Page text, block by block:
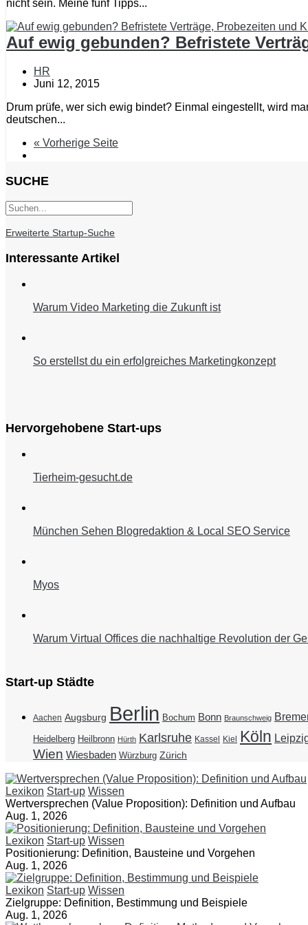
nicht sein. Meine fünf Tipps...
Auf ewig gebunden? Befristete
HR
Juni 12, 2015
Drum prüfe, wer sich ewig bindet? Einmal eingestellt, wird
deutschen...
« Vorherige Seite
SUCHE
Erweiterte Startup-Suche
Interessante Artikel
Warum Video Marketing die Zukunft ist
So erstellst du ein erfolgreiches Marketingkonzept
Hervorgehobene Start-ups
Tierheim-gesucht.de
München Sehen Blogredaktion & Local SEO Service
Myos
Warum Virtual Offices die nachhaltige Revolution der
Start-up Städte
Aachen Augsburg Berlin Bochum Bonn Braunschweig
Heidelberg Heilbronn Hürth Karlsruhe Kassel Kiel Köln
Wien Wiesbaden Würzburg Zürich
Lexikon Start-up Wissen
Wertversprechen (Value Proposition): Definition und Aufbau
Aug. 1, 2026
Lexikon Start-up Wissen
Positionierung: Definition, Bausteine und Vorgehen
Aug. 1, 2026
Lexikon Start-up Wissen
Zielgruppe: Definition, Bestimmung und Beispiele
Aug. 1, 2026